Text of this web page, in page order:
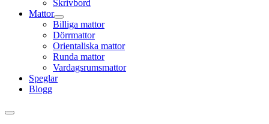
Skrivbord
Mattor
Billiga mattor
Dörrmattor
Orientaliska mattor
Runda mattor
Vardagsrumsmattor
Speglar
Blogg